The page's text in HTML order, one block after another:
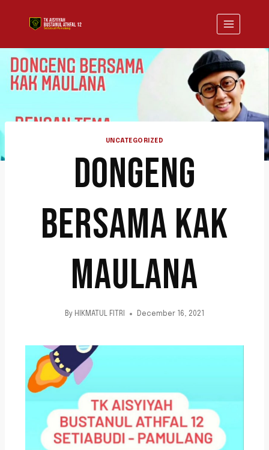
UNCATEGORIZED
DONGENG
BERSAMA KAK
MAULANA
By HIKMATUL FITRI December 16, 2021